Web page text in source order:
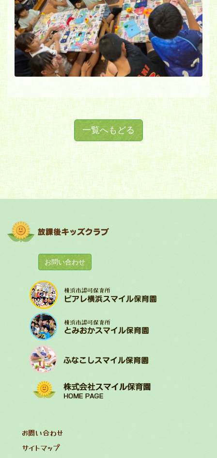
一覧へもどる
お問い合わせ
お問い合わせ
サイトマップ